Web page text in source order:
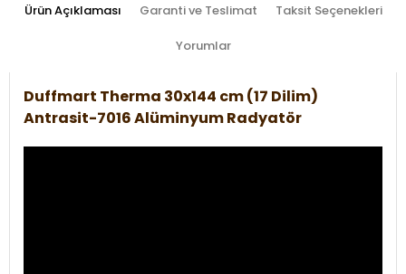
Ürün Açıklaması Garanti ve Teslimat Taksit Seçenekleri
Yorumlar
Duffmart Therma 30x144 cm (17 Dilim)
Antrasit-7016 Alüminyum Radyatör